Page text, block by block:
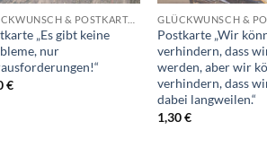
GLÜCKWUNSCH & POSTKARTEN
„Es gibt keine
nur
€
Postkarte „Wir
verhindern, dass
werden, aber wir
verhindern, dass
dabei langweilen.“
1,30€